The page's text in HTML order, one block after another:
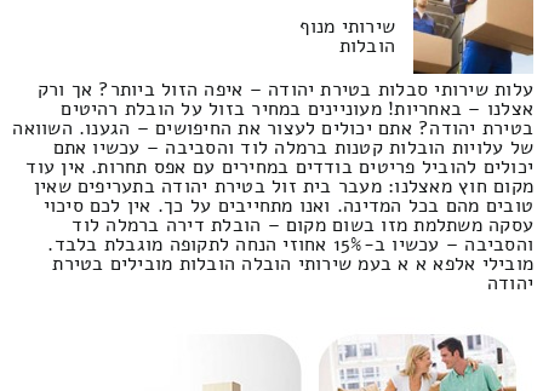
שירותי מנוף
הובלות
עלות שירותי סבלות בטירת יהודה – איפה הזול ביותר? אך ורק
אצלנו – באחריות! מעוניינים במחיר בזול על הובלת רהיטים
בטירת יהודה? אתם יכולים לעצור את החיפושים – הגענו. השוואה
של עלויות הובלות קטנות ברמלה לוד והסביבה – עכשיו אתם
יכולים להוביל פריטים בודדים במחירים עם אפס תחרות. אין עוד
מקום חוץ מאצלנו: מעבר בית זול בטירת יהודה בתעריפים שאין
טובים מהם בכל המדינה. ואנו מתחייבים על כך. אין לכם סיכוי
עסקה משתלמת מזו בשום מקום – הובלת דירה ברמלה לוד
והסביבה – עכשיו ב-15% אחוזי הנחה לתקופה מוגבלת בלבד.
מובילי אלפא א א בעמ שירותי הובלה הובלות מובילים בטירת
יהודה